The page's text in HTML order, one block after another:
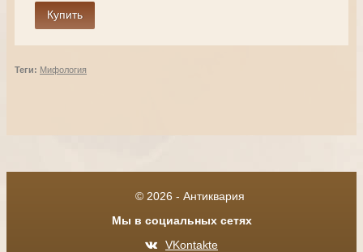
Теги: Мифология
© 2026 - Антиквария
Мы в социальных сетях
VKontakte